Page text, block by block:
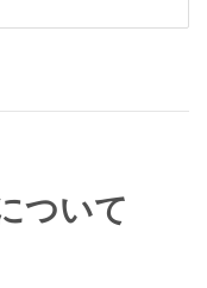
ついて